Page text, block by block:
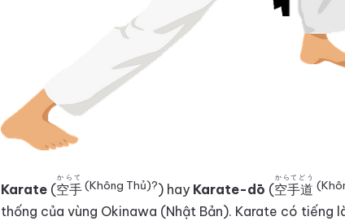
Karate (空手
からて
(Không Thủ)?) hay Karate-dō (空手道
からてどう
thống của vùng Okinawa (Nhật Bản). Karate có tiếng